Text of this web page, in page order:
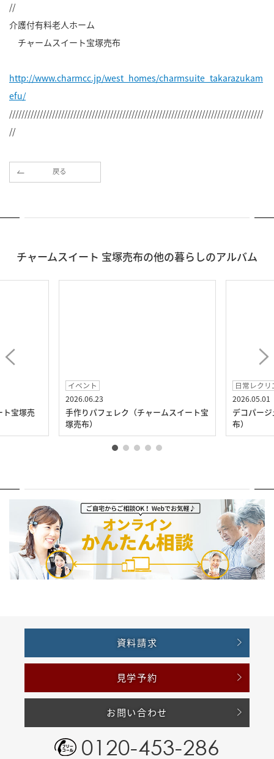
//
介護付有料老人ホーム
チャームスイート宝塚売布
http://www.charmcc.jp/west_homes/charmsuite_takarazukam
efu/
///////////////////////////////////////////////////////////////////////////////////
//
戻る
チャームスイート 宝塚売布の他の暮らしのアルバム
宝塚売
イベント
2026.06.23
手作りパフェレク（チャームスイート宝
塚売布）
日常レク
2026.05.01
デコパー
布）
資料請求
見学予約
お問い合わせ
0120-453-286